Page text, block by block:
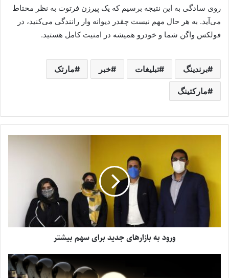
روی سادگی به این نتیجه برسیم که یک پیرزن فرتوت به نظر محتاط
می‌آید. به هر حال مهم نیست چقدر دیوانه وار رانندگی می‌کنید، در
فولکس واگن شما و خودرو همیشه در امنیت کامل هستید.
برندینگ تبلیغات خبر مارتک
مارکتینگ
ورود به بازارهای جدید برای سهم بیشتر